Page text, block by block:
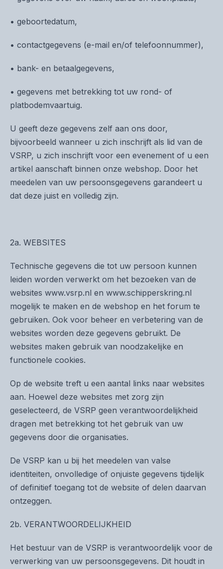
• geboortedatum,
• contactgegevens (e-mail en/of telefoonnummer),
• bank- en betaalgegevens,
• gegevens met betrekking tot uw rond- of
platbodemvaartuig.
U geeft deze gegevens zelf aan ons door,
bijvoorbeeld wanneer u zich inschrijft als lid van de
VSRP, u zich inschrijft voor een evenement of u een
artikel aanschaft binnen onze webshop. Door het
meedelen van uw persoonsgegevens garandeert u
dat deze juist en volledig zijn.
2a. WEBSITES
Technische gegevens die tot uw persoon kunnen
leiden worden verwerkt om het bezoeken van de
websites www.vsrp.nl en www.schipperskring.nl
mogelijk te maken en de webshop en het forum te
gebruiken. Ook voor beheer en verbetering van de
websites worden deze gegevens gebruikt. De
websites maken gebruik van noodzakelijke en
functionele cookies.
Op de website treft u een aantal links naar websites
aan. Hoewel deze websites met zorg zijn
geselecteerd, de VSRP geen verantwoordelijkheid
dragen met betrekking tot het gebruik van uw
gegevens door die organisaties.
De VSRP kan u bij het meedelen van valse
identiteiten, onvolledige of onjuiste gegevens tijdelijk
of definitief toegang tot de website of delen daarvan
ontzeggen.
2b. VERANTWOORDELIJKHEID
Het bestuur van de VSRP is verantwoordelijk voor de
verwerking van uw persoonsgegevens. Dit houdt in